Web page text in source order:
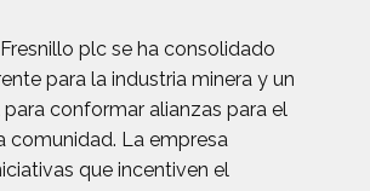
plc se ha consolidado
para la industria minera y un
conformar alianzas para el
comunidad. La empresa
que incentiven el